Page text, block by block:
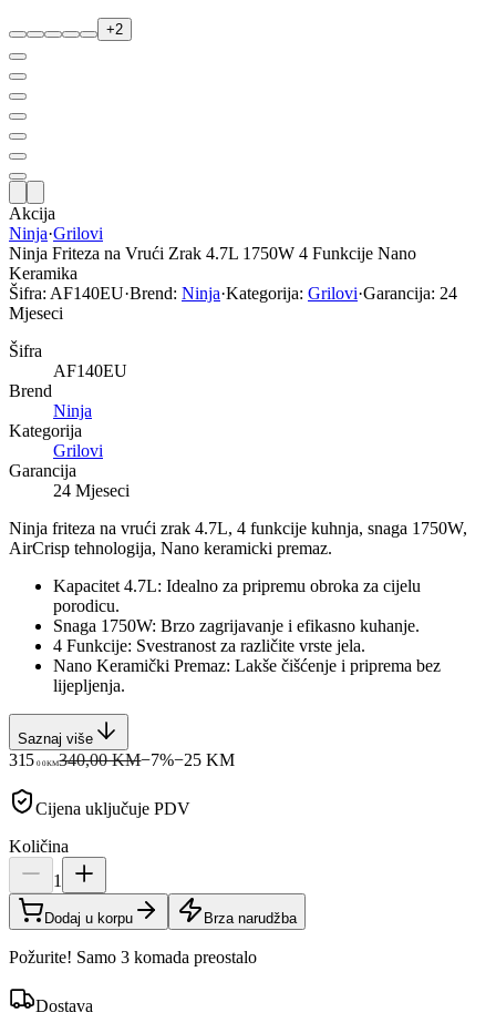
+2
Akcija
Ninja·Grilovi
Ninja Friteza na Vrući Zrak 4.7L 1750W 4 Funkcije Nano
Keramika
Šifra: AF140EU·Brend: Ninja·Kategorija: Grilovi·Garancija: 24
Mjeseci
Šifra
AF140EU
Brend
Ninja
Kategorija
Grilovi
Garancija
24 Mjeseci
Ninja friteza na vrući zrak 4.7L, 4 funkcije kuhnja, snaga 1750W,
AirCrisp tehnologija, Nano keramicki premaz.
Kapacitet 4.7L: Idealno za pripremu obroka za cijelu
porodicu.
Snaga 1750W: Brzo zagrijavanje i efikasno kuhanje.
4 Funkcije: Svestranost za različite vrste jela.
Nano Keramički Premaz: Lakše čišćenje i priprema bez
lijepljenja.
Saznaj više
315 00KM340,00 KM−7%−25 KM
Cijena uključuje PDV
Količina
1
Dodaj u korpu Brza narudžba
Požurite! Samo 3 komada preostalo
Dostava